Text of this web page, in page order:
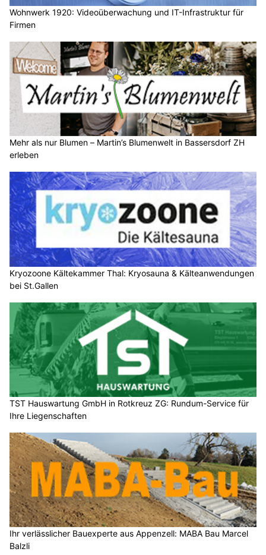
Wohnwerk 1920: Videoüberwachung und IT-Infrastruktur für
Firmen
Mehr als nur Blumen – Martin’s Blumenwelt in Bassersdorf ZH
erleben
Kryozoone Kältekammer Thal: Kryosauna & Kälteanwendungen
bei St.Gallen
TST Hauswartung GmbH in Rotkreuz ZG: Rundum-Service für
Ihre Liegenschaften
Ihr verlässlicher Bauexperte aus Appenzell: MABA Bau Marcel
Balzli